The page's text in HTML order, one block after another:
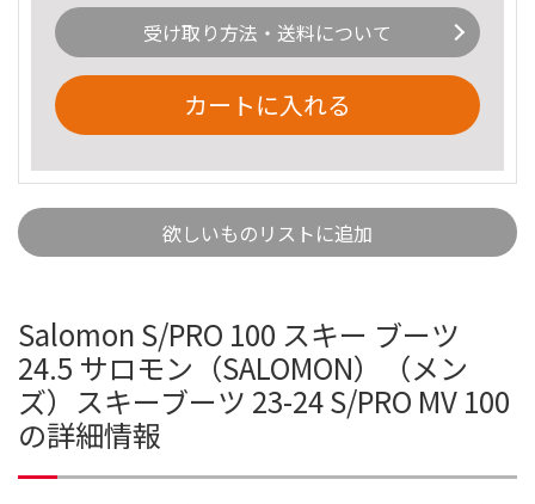
受け取り方法・送料について
カートに入れる
欲しいものリストに追加
Salomon S/PRO 100 スキー ブーツ
24.5 サロモン（SALOMON）（メン
ズ）スキーブーツ 23-24 S/PRO MV 100
の詳細情報